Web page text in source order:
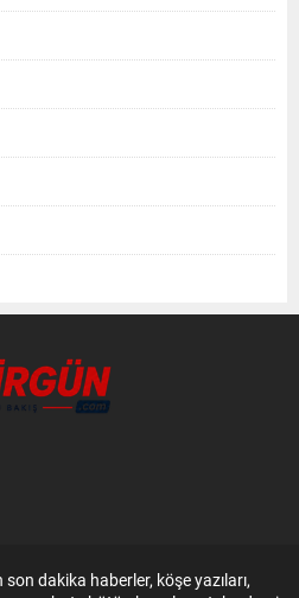
dakika haberler, köşe yazıları,